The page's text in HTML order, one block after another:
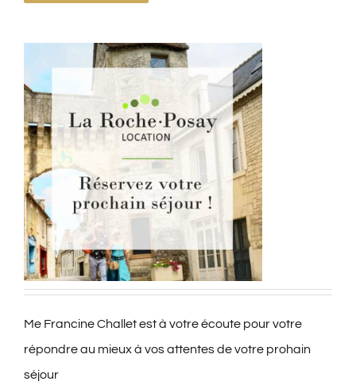
Me Francine Challet est à votre écoute pour votre
répondre au mieux à vos attentes de votre prohain
séjour